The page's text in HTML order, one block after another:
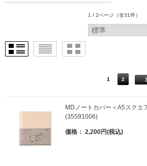
1 / 2ページ （全31件）
1 2
MDノートカバー＜A5スクエ
(35591006)
価格： 2,200円(税込)